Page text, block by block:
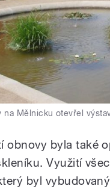
na Mělnicku otevřel
obnovy byla také
Využití
byl